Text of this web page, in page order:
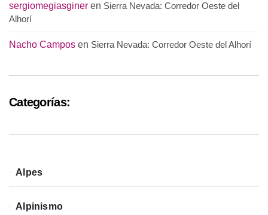
sergiomegiasginer en Sierra Nevada: Corredor Oeste del
Alhorí
Nacho Campos en Sierra Nevada: Corredor Oeste del Alhorí
Categorías:
Alpes
Alpinismo